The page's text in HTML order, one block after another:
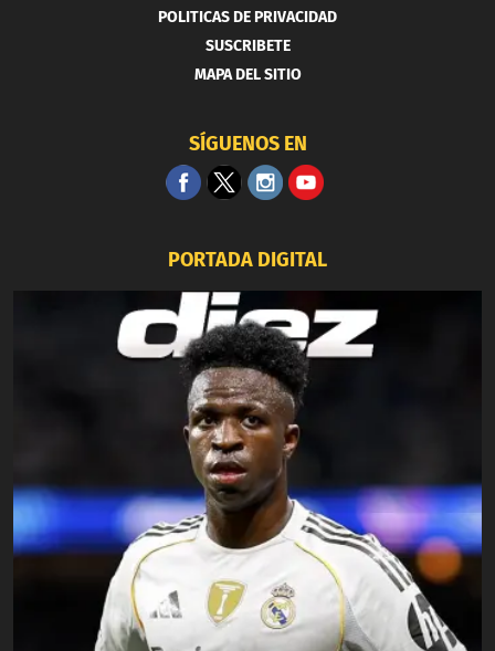
POLITICAS DE PRIVACIDAD
SUSCRIBETE
MAPA DEL SITIO
SÍGUENOS EN
PORTADA DIGITAL